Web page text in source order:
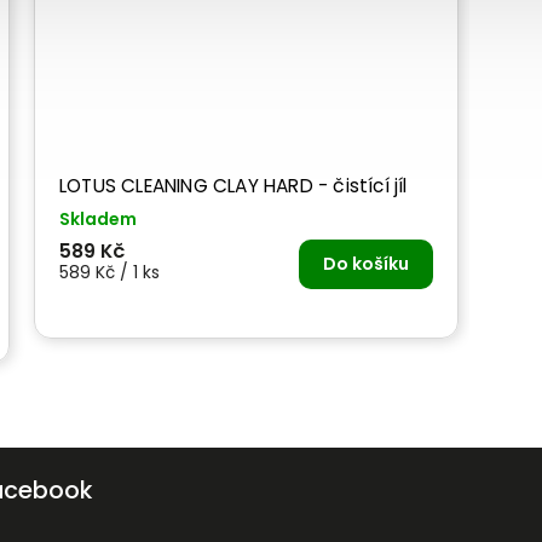
LOTUS CLEANING CLAY HARD - čistící jíl
Skladem
589 Kč
589 Kč / 1 ks Do košíku